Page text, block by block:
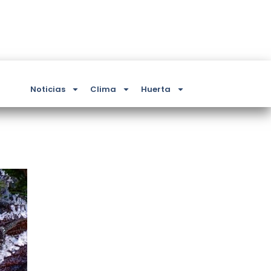
Noticias Clima Huerta